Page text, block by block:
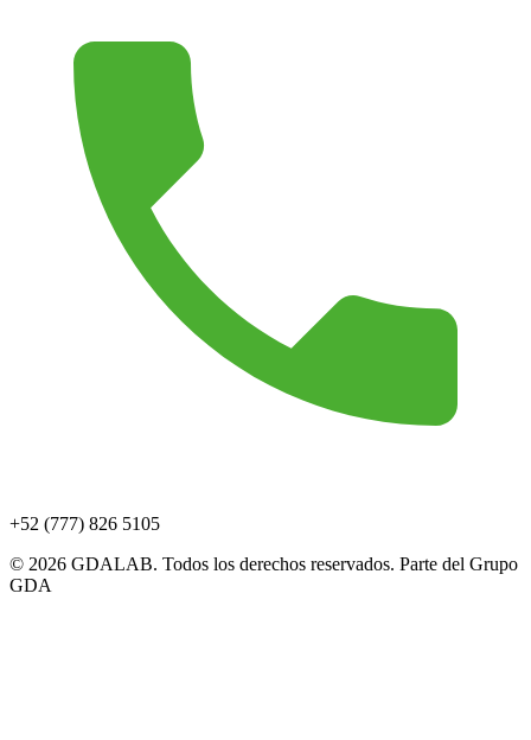
+52 (777) 826 5105
© 2026 GDALAB. Todos los derechos reservados. Parte del Grupo
GDA